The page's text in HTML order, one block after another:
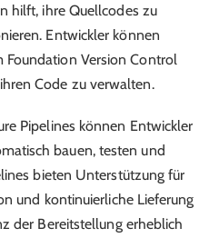
hilft, ihre Quellcodes zu
Entwickler können
Foundation Version Control
Code zu verwalten.
Pipelines können Entwickler
bauen, testen und
bieten Unterstützung für
und kontinuierliche Lieferung
der Bereitstellung erheblich